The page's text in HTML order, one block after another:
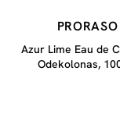
PRORASO
Azur Lime Eau de
Odekolonas,